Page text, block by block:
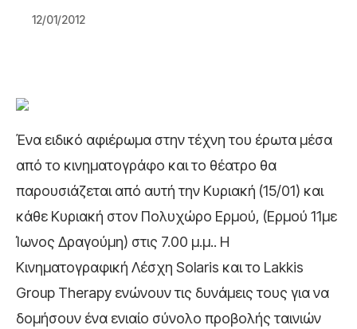
12/01/2012
Ένα ειδικό αφιέρωμα στην τέχνη του έρωτα μέσα
από το κινηματογράφο και το θέατρο θα
παρουσιάζεται από αυτή την Κυριακή (15/01) και
κάθε Κυριακή στον Πολυχώρο Ερμού, (Ερμού 11με
Ίωνος Δραγούμη) στις 7.00 μ.μ.. Η
Κινηματογραφική Λέσχη Solaris και το Lakkis
Group Therapy ενώνουν τις δυνάμεις τους για να
δομήσουν ένα ενιαίο σύνολο προβολής ταινιών